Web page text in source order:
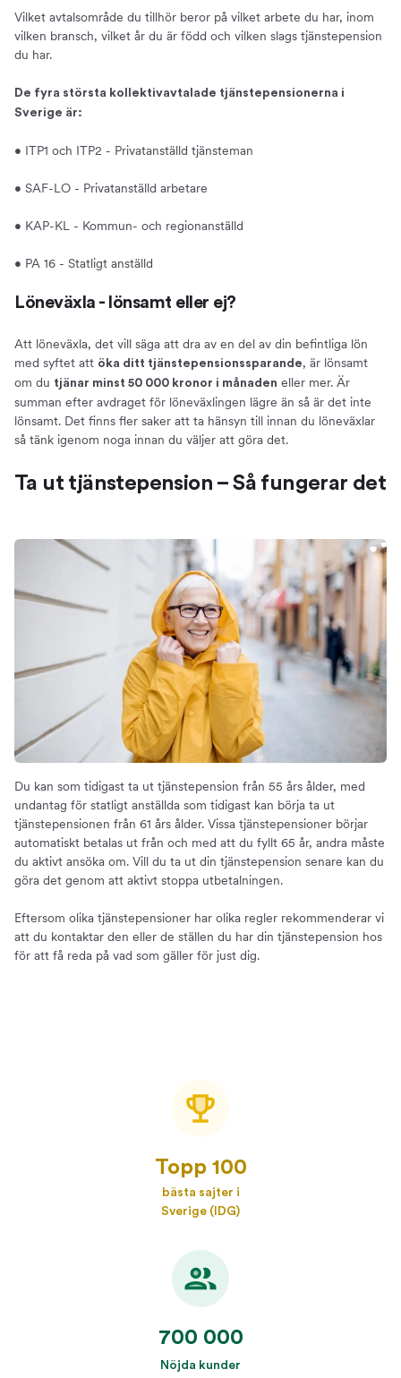
Vilket avtalsområde du tillhör beror på vilket arbete du har, inom
vilken bransch, vilket år du är född och vilken slags tjänstepension
du har.
De fyra största kollektivavtalade tjänstepensionerna i
Sverige är:
• ITP1 och ITP2 - Privatanställd tjänsteman
• SAF-LO - Privatanställd arbetare
• KAP-KL - Kommun- och regionanställd
• PA 16 - Statligt anställd
Löneväxla - lönsamt eller ej?
Att löneväxla, det vill säga att dra av en del av din befintliga lön
med syftet att öka ditt tjänstepensionssparande, är lönsamt
om du tjänar minst 50 000 kronor i månaden eller mer. Är
summan efter avdraget för löneväxlingen lägre än så är det inte
lönsamt. Det finns fler saker att ta hänsyn till innan du löneväxlar
så tänk igenom noga innan du väljer att göra det.
Ta ut tjänstepension – Så fungerar det
Du kan som tidigast ta ut tjänstepension från 55 års ålder, med
undantag för statligt anställda som tidigast kan börja ta ut
tjänstepensionen från 61 års ålder. Vissa tjänstepensioner börjar
automatiskt betalas ut från och med att du fyllt 65 år, andra måste
du aktivt ansöka om. Vill du ta ut din tjänstepension senare kan du
göra det genom att aktivt stoppa utbetalningen.
Eftersom olika tjänstepensioner har olika regler rekommenderar vi
att du kontaktar den eller de ställen du har din tjänstepension hos
för att få reda på vad som gäller för just dig.
Topp 100
bästa sajter i
Sverige (IDG)
700 000
Nöjda kunder